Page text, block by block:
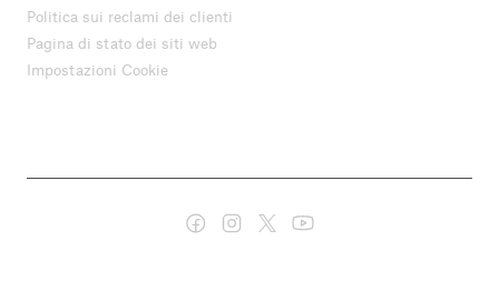
Politica sui reclami dei clienti
Pagina di stato dei siti web
Impostazioni Cookie